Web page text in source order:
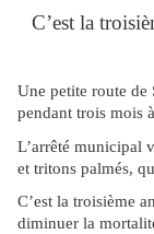
C’est la
Une petite route de
pendant trois mois
L’arrêté municipal
et tritons palmés,
C’est la troisième
diminuer la